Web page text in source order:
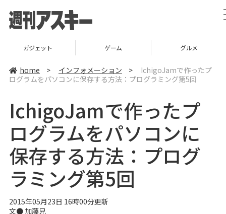
ガジェット ゲーム グルメ
home > インフォメーション >
IchigoJamで作ったプ
ログラムをパソコンに保存する方法：プログラミング第5回
IchigoJamで作ったプ
ログラムをパソコンに
保存する方法：プログ
ラミング第5回
2015年05月23日 16時00分更新
文● 加藤兄